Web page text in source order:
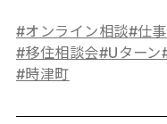
#オンライン相談#仕事
#移住相談会#Uターン
#時津町